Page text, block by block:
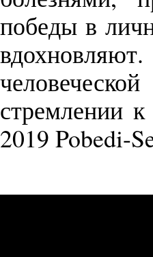
победы в
стремлении
2019 Pobedi-